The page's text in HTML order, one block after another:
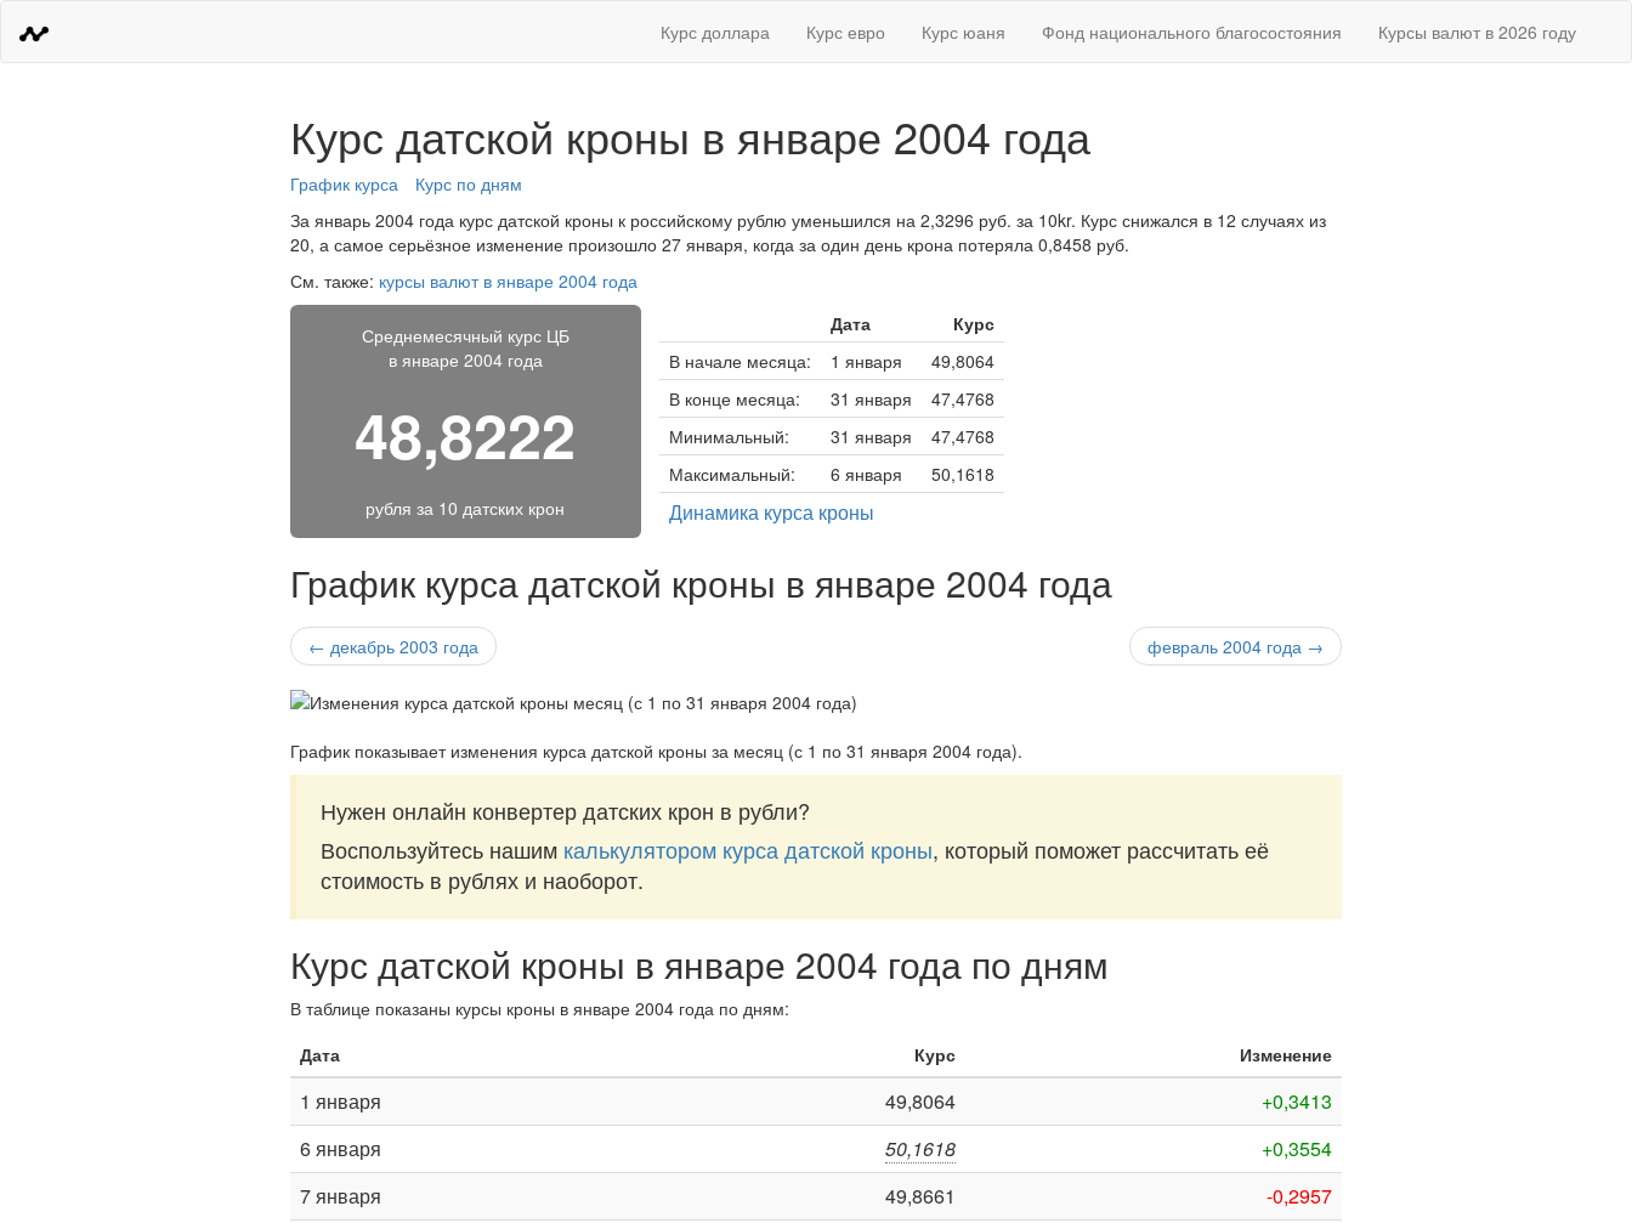
Курс доллара Курс евро Курс юаня Фонд национального благосостояния Курсы валют в 2026 году
Курс датской кроны в январе 2004 года
График курса
Курс по дням
За январь 2004 года курс датской кроны к российскому рублю уменьшился на 2,3296 руб. за 10kr. Курс снижался в 12 случаях из
20, а самое серьёзное изменение произошло 27 января, когда за один день крона потеряла 0,8458 руб.
См. также: курсы валют в январе 2004 года
Среднемесячный курс ЦБ
в январе 2004 года
48,8222
рубля за 10 датских крон
Дата
Курс
В начале месяца:
1 января
49,8064
В конце месяца:
31 января
47,4768
Минимальный:
31 января
47,4768
Максимальный:
6 января 50,1618
Динамика курса кроны
График курса датской кроны в январе 2004 года
← декабрь 2003 года февраль 2004 года →
График показывает изменения курса датской кроны за месяц (с 1 по 31 января 2004 года).
Нужен онлайн конвертер датских крон в рубли?
Воспользуйтесь нашим калькулятором курса датской кроны, который поможет рассчитать её
стоимость в рублях и наоборот.
Курс датской кроны в январе 2004 года по дням
В таблице показаны курсы кроны в январе 2004 года по дням:
Дата
Курс Изменение
1 января 49,8064
+0,3413
6 января
50,1618
+0,3554
7 января
49,8661
-0,2957